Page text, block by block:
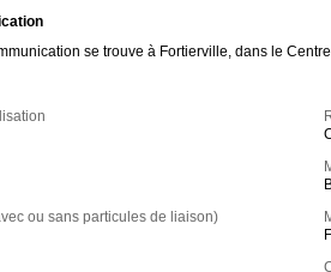
se trouve à Fortierville, dans le
ou sans particules de liaison)